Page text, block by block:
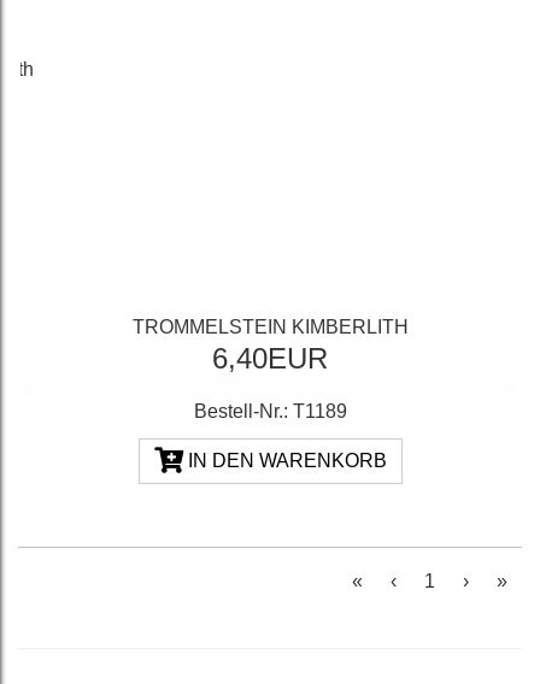
TROMMELSTEIN KIMBERLITH
6,40EUR
Bestell-Nr.: T1189
IN DEN WARENKORB
« ‹ 1 (current)
› »